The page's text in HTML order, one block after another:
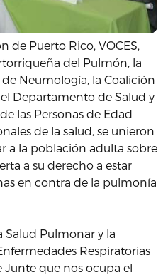
de Puerto Rico, VOCES,
del Pulmón, la
Neumología, la Coalición
Departamento de Salud y
las Personas de Edad
de la salud, se unieron
a la población adulta sobre
a su derecho a estar
en contra de la pulmonía
Salud Pulmonar y la
Respiratorias
Junte que nos ocupa el